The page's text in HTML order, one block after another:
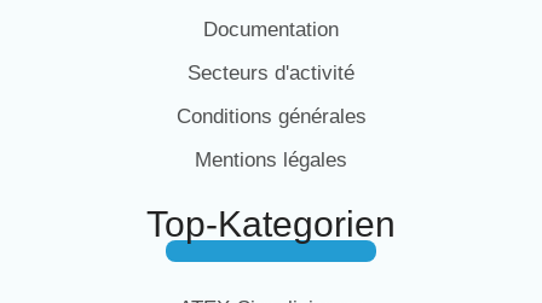
Documentation
Secteurs d'activité
Conditions générales
Mentions légales
Top-Kategorien